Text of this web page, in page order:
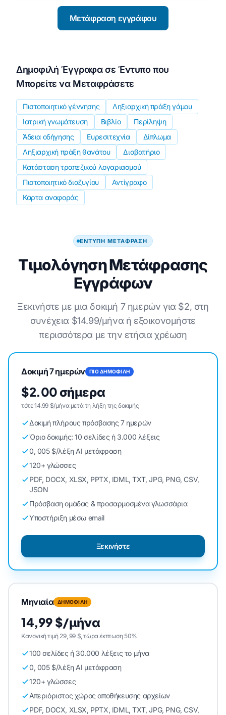
Μετάφραση εγγράφου
Δημοφιλή Έγγραφα σε Έντυπο που
Μπορείτε να Μεταφράσετε
Πιστοποιητικό γέννησης
Ληξιαρχική πράξη γάμου
Ιατρική γνωμάτευση
Βιβλίο
Περίληψη
Άδεια οδήγησης
Ευρεσιτεχνία
Δίπλωμα
Ληξιαρχική πράξη θανάτου
Διαβατήριο
Κατάσταση τραπεζικού λογαριασμού
Πιστοποιητικό διαζυγίου
Αντίγραφο
Κάρτα αναφοράς
ΈΝΤΥΠΗ ΜΕΤΆΦΡΑΣΗ
Τιμολόγηση Μετάφρασης
Εγγράφων
Ξεκινήστε με μια δοκιμή 7 ημερών για $2, στη
συνέχεια $14.99/μήνα ή εξοικονομήστε
περισσότερα με την ετήσια χρέωση
Δοκιμή 7 ημερών ΠΙΟ ΔΗΜΟΦΙΛΗ
$2.00 σήμερα
τότε 14.99 $/μήνα μετά τη λήξη της δοκιμής
Δοκιμή πλήρους πρόσβασης 7 ημερών
Όριο δοκιμής: 10 σελίδες ή 3.000 λέξεις
0, 005 $/λέξη AI μετάφραση
120+ γλώσσες
PDF, DOCX, XLSX, PPTX, IDML, TXT, JPG, PNG, CSV,
JSON
Πρόσβαση ομάδας & προσαρμοσμένα γλωσσάρια
Υποστήριξη μέσω email
Ξεκινήστε
Μηνιαία ΔΗΜΟΦΙΛΗ
14,99 $/μήνα
Κανονική τιμή 29, 99 $, τώρα έκπτωση 50%
100 σελίδες ή 30.000 λέξεις το μήνα
0, 005 $/λέξη AI μετάφραση
120+ γλώσσες
Απεριόριστος χώρος αποθήκευσης αρχείων
PDF, DOCX, XLSX, PPTX, IDML, TXT, JPG, PNG, CSV,